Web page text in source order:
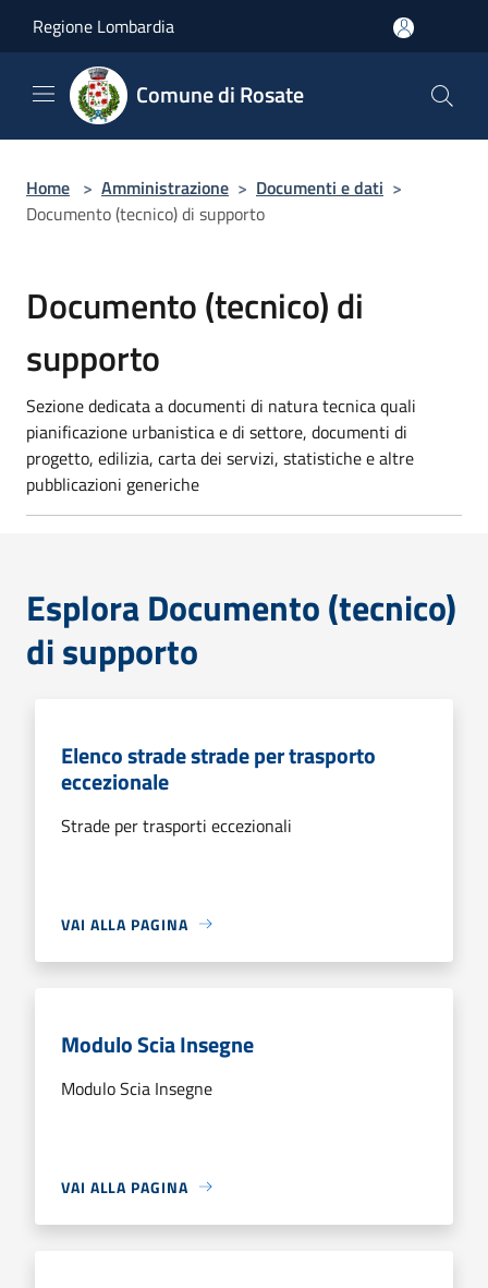
Regione Lombardia
Comune di Rosate
Home > Amministrazione > Documenti e dati >
Documento (tecnico) di supporto
Documento (tecnico) di
supporto
Sezione dedicata a documenti di natura tecnica quali
pianificazione urbanistica e di settore, documenti di
progetto, edilizia, carta dei servizi, statistiche e altre
pubblicazioni generiche
Esplora Documento (tecnico)
di supporto
Elenco strade strade per trasporto
eccezionale
Strade per trasporti eccezionali
VAI ALLA PAGINA
Modulo Scia Insegne
Modulo Scia Insegne
VAI ALLA PAGINA